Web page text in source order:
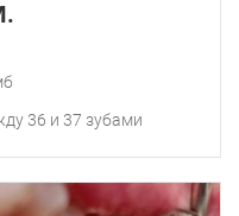
36 и 37 зубами